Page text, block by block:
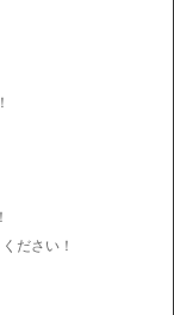
ださい！